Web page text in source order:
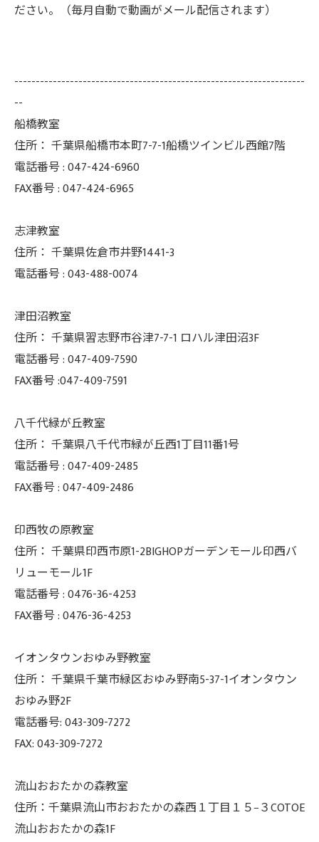
ださい。（毎月自動で動画がメール配信されます）
--------------------------------------------------------------------
--
船橋教室
住所： 千葉県船橋市本町7-7-1船橋ツインビル西館7階
電話番号 :047-424-6960
FAX番号 :047-424-6965
志津教室
住所： 千葉県佐倉市井野1441-3
電話番号 :043-488-0074
津田沼教室
住所： 千葉県習志野市谷津7-7-1 ロハル津田沼3F
電話番号 :047-409-7590
FAX番号 :047-409-7591
八千代緑が丘教室
住所： 千葉県八千代市緑が丘西1丁目11番1号
電話番号 :047-409-2485
FAX番号 :047-409-2486
印西牧の原教室
住所： 千葉県印西市原1-2BIGHOPガーデンモール印西バ
リューモール1F
電話番号 :0476-36-4253
FAX番号 :0476-36-4253
イオンタウンおゆみ野教室
住所： 千葉県千葉市緑区おゆみ野南5-37-1イオンタウン
おゆみ野2F
電話番号: 043-309-7272
FAX: 043-309-7272
流山おおたかの森教室
住所：千葉県流山市おおたかの森西１丁目１５−３COTOE
流山おおたかの森1F